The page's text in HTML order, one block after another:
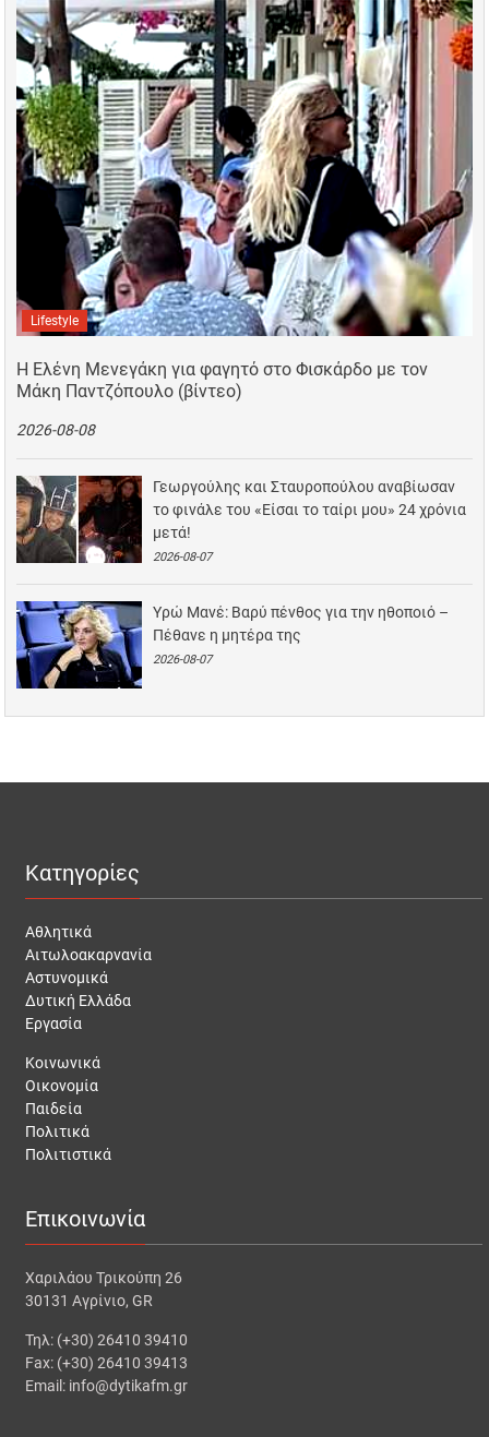
Lifestyle
Η Ελένη Μενεγάκη για φαγητό στο Φισκάρδο με τον
Μάκη Παντζόπουλο (βίντεο)
2026-08-08
Γεωργούλης και Σταυροπούλου αναβίωσαν
το φινάλε του «Είσαι το ταίρι μου» 24 χρόνια
μετά!
2026-08-07
Υρώ Μανέ: Βαρύ πένθος για την ηθοποιό –
Πέθανε η μητέρα της
2026-08-07
Κατηγορίες
Αθλητικά
Αιτωλοακαρνανία
Αστυνομικά
Δυτική Ελλάδα
Εργασία
Κοινωνικά
Οικονομία
Παιδεία
Πολιτικά
Πολιτιστικά
Επικοινωνία
Χαριλάου Τρικούπη 26
30131 Αγρίνιο, GR
Τηλ: (+30) 26410 39410
Fax: (+30) 26410 39413
Email: info@dytikafm.gr